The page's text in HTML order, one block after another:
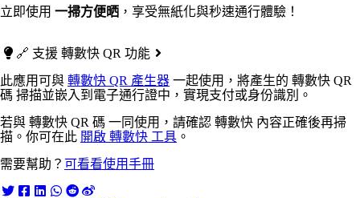
立即使用 一掃方便晒 ，享受無紙化與秒速通行體驗！
🔗 支援 轉數快 QR 功能
此應用可與 轉數快 QR 產生器 一起使用，將產生的 轉數快 QR
碼 掃描並嵌入到電子通行證中，實現支付或身份識別。
若與 轉數快 QR 碼 一同使用，請確認 轉數快 內容正確後再掃
描。你可在此 開啟 轉數快 工具 。
需要幫助？ 可看看使用手冊